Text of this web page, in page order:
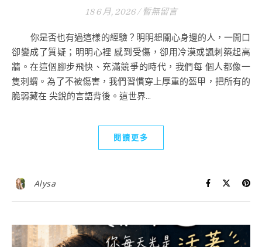
18 6 月, 2026 / 暫無留言
你是否也有過這樣的經驗？明明想關心身邊的人，一開口
卻變成了質疑；明明心裡 感到受傷，卻用冷漠或諷刺築起高
牆。在這個腳步飛快、充滿競爭的時代，我們每 個人都像一
隻刺蝟。為了不被傷害，我們習慣穿上厚重的盔甲，把所有的
脆弱藏在 尖銳的言語背後。這世界...
閱讀更多
Alysa